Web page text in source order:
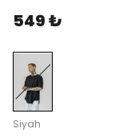
549 ₺
Siyah